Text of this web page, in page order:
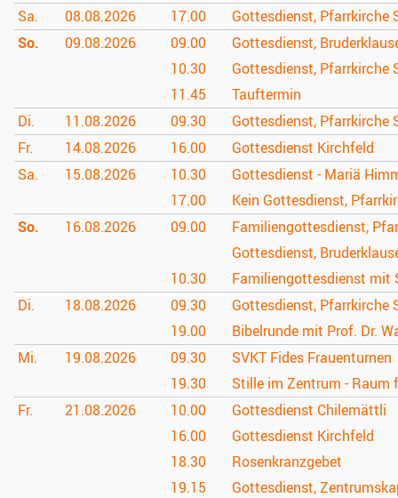
Sa. 08.08.2026 17.00
Gottesdienst, Pfarrkirche
So.
09.08.2026 09.00
Gottesdienst,
10.30
Gottesdienst, Pfarrkirche
11.45
Tauftermin
Di.
11.08.2026 09.30
Gottesdienst, Pfarrkirche
Fr.
14.08.2026 16.00
Gottesdienst Kirchfeld
Sa.
15.08.2026 10.30
Gottesdienst - Mariä
17.00
Kein Gottesdienst,
So.
16.08.2026 09.00
Familiengottesdienst,
Gottesdienst,
10.30
Familiengottesdienst mit
Di.
18.08.2026 09.30
Gottesdienst, Pfarrkirche
19.00
Bibelrunde mit Prof. Dr.
Mi.
19.08.2026 09.30
SVKT Fides Frauenturnen
19.30
Stille im Zentrum - Raum
Fr.
21.08.2026 10.00
Gottesdienst Chilemättli
16.00
Gottesdienst Kirchfeld
18.30
Rosenkranzgebet
19.15
Gottesdienst,